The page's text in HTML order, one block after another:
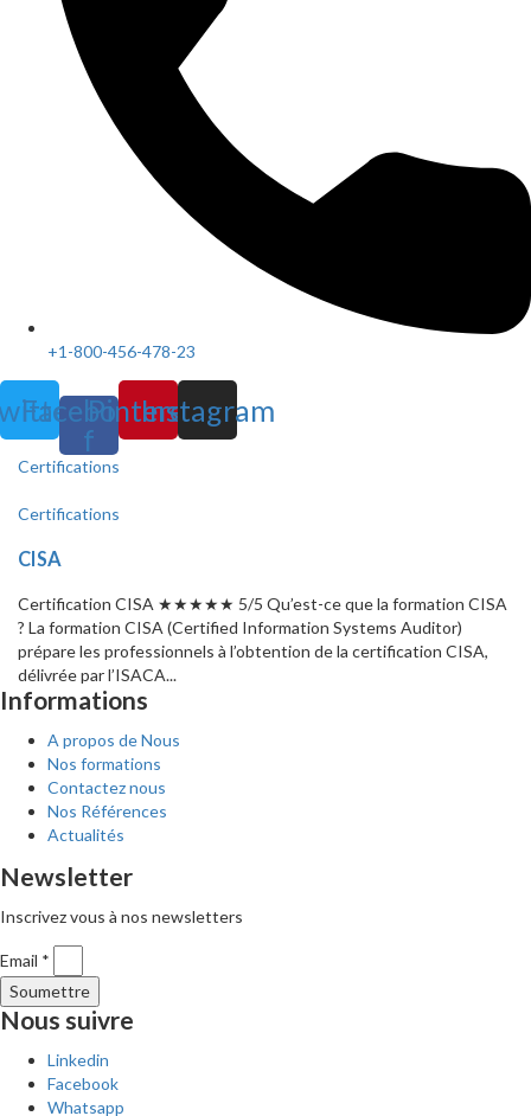
+1-800-456-478-23
Facebook-
f
Pinterest
Instagram
Certifications
Certifications
CISA
Certification CISA ★★★★★ 5/5 Qu’est-ce que la formation CISA
? La formation CISA (Certified Information Systems Auditor)
prépare les professionnels à l’obtention de la certification CISA,
délivrée par l’ISACA...
Informations
A propos de Nous
Nos formations
Contactez nous
Nos Références
Actualités
Newsletter
Inscrivez vous à nos newsletters
Email *
Soumettre
Nous suivre
Linkedin
Facebook
Whatsapp